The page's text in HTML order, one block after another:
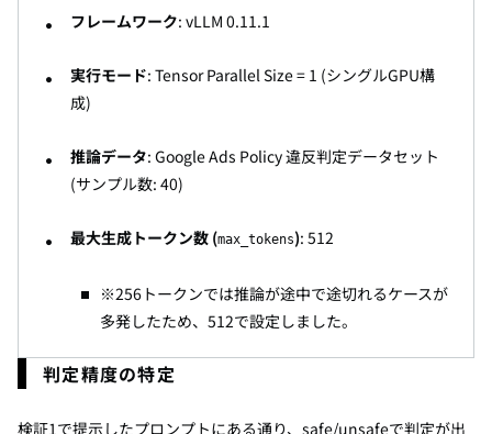
フレームワーク: vLLM 0.11.1
実行モード: Tensor Parallel Size = 1 (シングルGPU構
成)
推論データ: Google Ads Policy 違反判定データセット
(サンプル数: 40)
最大生成トークン数 (max_tokens): 512
※256トークンでは推論が途中で途切れるケースが
多発したため、512で設定しました。
判定精度の特定
検証1で提示したプロンプトにある通り、safe/unsafeで判定が出